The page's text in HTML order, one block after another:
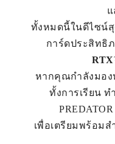
ทั้งหมดนี้ในดีไซน์
การ์ดประสิทธิ
หากคุณกำลังมอง
ทั้งการเรียน ท
เพื่อเตรียมพร้อม